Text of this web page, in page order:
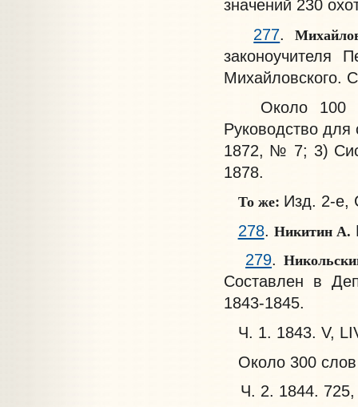
значений 230
277.
законоучителя
Михайловского.
Около 100
Руководство
1872, № 7; 3)
1878.
То же: Изд. 2-е,
278. Никитин А.
279.
Составлен в
1843-1845.
Ч. 1. 1843. V,
Около 300
Ч. 2. 1844. 725,